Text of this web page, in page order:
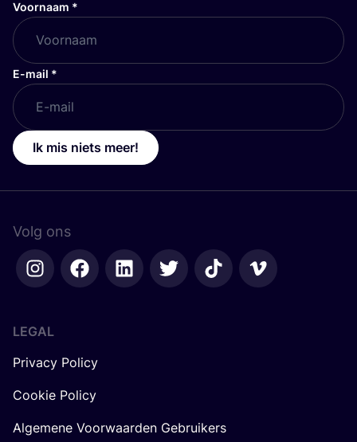
Voornaam *
E-mail *
Ik mis niets meer!
Volg ons
LEGAL
Privacy Policy
Cookie Policy
Algemene Voorwaarden Gebruikers